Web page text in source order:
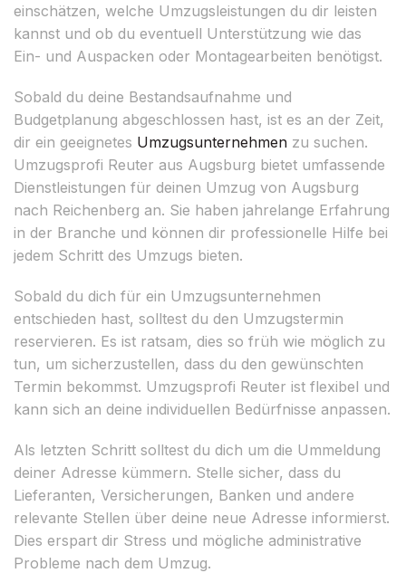
einschätzen, welche Umzugsleistungen du dir leisten
kannst und ob du eventuell Unterstützung wie das
Ein- und Auspacken oder Montagearbeiten benötigst.
Sobald du deine Bestandsaufnahme und
Budgetplanung abgeschlossen hast, ist es an der Zeit,
dir ein geeignetes Umzugsunternehmen zu suchen.
Umzugsprofi Reuter aus Augsburg bietet umfassende
Dienstleistungen für deinen Umzug von Augsburg
nach Reichenberg an. Sie haben jahrelange Erfahrung
in der Branche und können dir professionelle Hilfe bei
jedem Schritt des Umzugs bieten.
Sobald du dich für ein Umzugsunternehmen
entschieden hast, solltest du den Umzugstermin
reservieren. Es ist ratsam, dies so früh wie möglich zu
tun, um sicherzustellen, dass du den gewünschten
Termin bekommst. Umzugsprofi Reuter ist flexibel und
kann sich an deine individuellen Bedürfnisse anpassen.
Als letzten Schritt solltest du dich um die Ummeldung
deiner Adresse kümmern. Stelle sicher, dass du
Lieferanten, Versicherungen, Banken und andere
relevante Stellen über deine neue Adresse informierst.
Dies erspart dir Stress und mögliche administrative
Probleme nach dem Umzug.